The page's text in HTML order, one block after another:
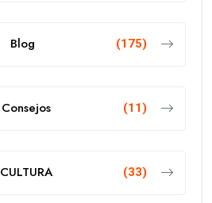
Blog (175)
Consejos (11)
CULTURA (33)